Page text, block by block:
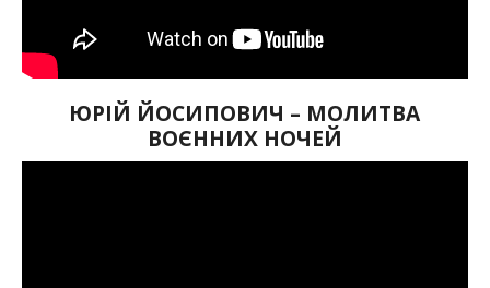
ЮРІЙ ЙОСИПОВИЧ – МОЛИТВА
ВОЄННИХ НОЧЕЙ